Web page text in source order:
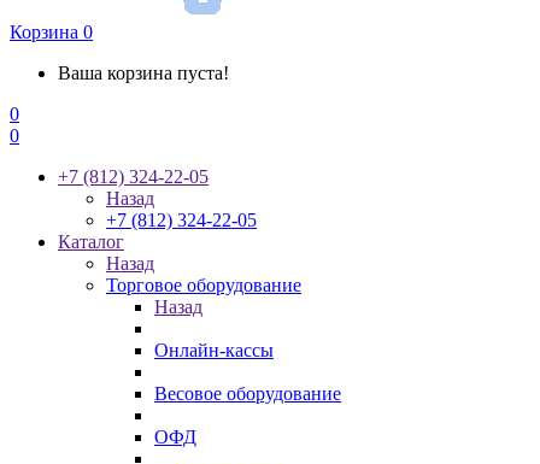
Корзина 0
Ваша корзина пуста!
0
0
+7 (812) 324-22-05
Назад
+7 (812) 324-22-05
Каталог
Назад
Торговое оборудование
Назад
Онлайн-кассы
Весовое оборудование
ОФД